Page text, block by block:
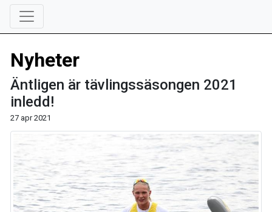
Nyheter
Äntligen är tävlingssäsongen 2021
inledd!
27 apr 2021